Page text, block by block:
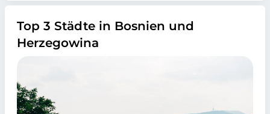
Top 3 Städte in Bosnien und
Herzegowina